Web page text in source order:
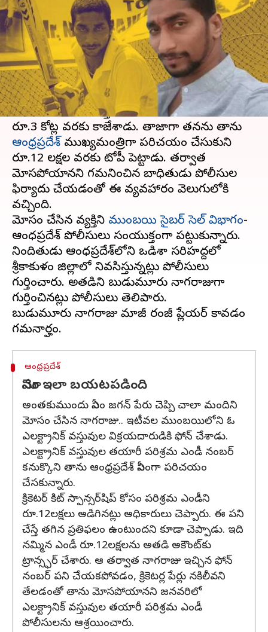
రంజీ ప్లేయర్
వ్రాసిన వారు Stalin Mar 15, 2023 04:26 pm
ఈ వార్తాకథనం ఏంటి
ఆంధ్రప్రదేశ్ ముఖ్యమంత్రి
వైఎస్ జగన్ మోహన్ రెడ్డి
పేరు వాడుకొని ఓ వక్తి దాదాపు 60కంపెనీల నుంచి
రూ.3 కోట్ల వరకు కాజేశాడు. తాజాగా తనను తాను
ఆంధ్రప్రదేశ్ ముఖ్యమంత్రిగా పరిచయం చేసుకుని
రూ.12 లక్షల వరకు టోపీ పెట్టాడు. తర్వాత
మోసపోయానని గమనించిన బాధితుడు పోలీసుల
ఫిర్యాదు చేయడంతో ఈ వ్యవహారం వెలుగులోకి
వచ్చింది.
మోసం చేసిన వ్యక్తిని ముంబయి సైబర్ సెల్‌ విభాగం-
ఆంధ్రప్రదేశ్ పోలీసులు సంయుక్తంగా పట్టుకున్నారు.
నిందితుడు ఆంధ్రప్రదేశ్‌లోని ఒడిశా సరిహద్దలో
శ్రీకాకుళం జిల్లాలో నివసిస్తున్నట్లు పోలీసులు
గుర్తించారు. అతడిని బుడుమూరు నాగరాజుగా
గుర్తించినట్లు పోలీసులు తెలిపారు.
బుడుమూరు నాగరాజు మాజీ రంజీ ప్లేయర్ కావడం
ఆంధ్రప్రదేశ్
మోసం ఇలా బయటపడింది
అంతకుముందు సీఎం జగన్ పేరు చెప్పి చాలా మందిని
మోసం చేసిన నాగరాజు.. ఇటీవల ముంబయిలోని ఓ
ఎలక్ట్రానిక్ వస్తువుల విక్రయదారుడికి ఫోన్ చేశాడు.
ఎలక్ట్రానిక్ వస్తువుల తయారీ పరిశ్రమ ఎండీ నంబర్
కనుక్కొని తాను ఆంధ్రప్రదేశ్ సీఎంగా పరిచయం
చేసకున్నారు.
క్రికెటర్ కిట్ స్పాన్సర్‌షిప్ కోసం పరిశ్రమ ఎండీని
రూ.12లక్షలు అడిగినట్లు అధికారులు చెప్పారు. ఈ పని
చేస్తే తగిన ప్రతిఫలం ఉంటుందని కూడా చెప్పాడు. ఇది
నమ్మిన ఎండీ రూ.12లక్షలను అతడి అకౌంట్‌కు
ట్రాన్స్ఫర్ చేశారు. ఆ తర్వాత నాగరాజు ఇచ్చిన ఫోన్
నంబర్ పని చేయకపోవడం, క్రికెటర్ల పేర్లు నకిలీవని
తేలడంతో తాను మోసపోయానని జనవరిలో
ఎలక్ట్రానిక్ వస్తువుల తయారీ పరిశ్రమ ఎండీ
పోలీసులను ఆశ్రయించారు.